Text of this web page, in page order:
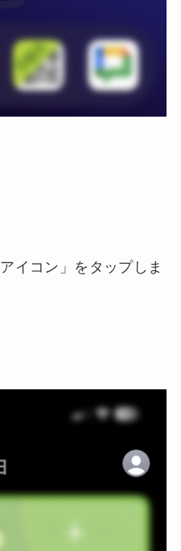
イコン」をタップしま